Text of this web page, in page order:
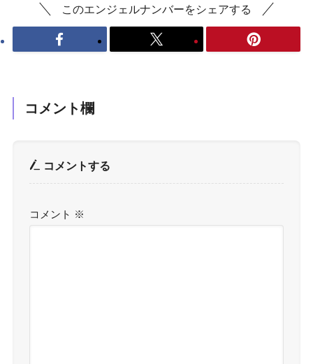
このエンジェルナンバーをシェアする
コメント欄
コメントする
コメント ※